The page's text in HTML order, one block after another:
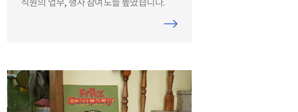
직원의 업무, 행사 참여도를 높였습니다.